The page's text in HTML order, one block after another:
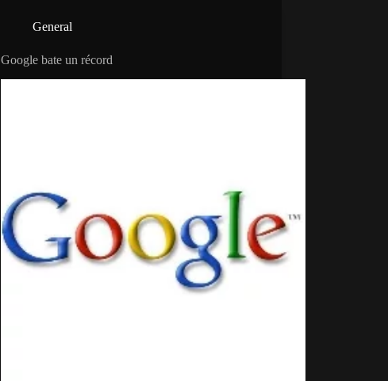
General
Google bate un récord